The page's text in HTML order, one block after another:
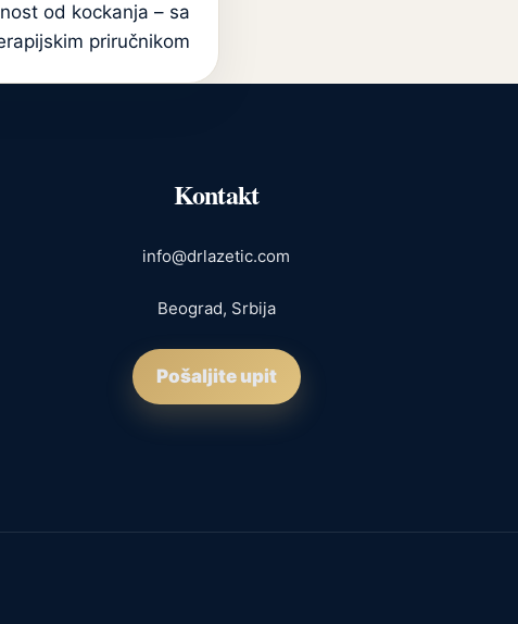
od kockanja – sa
priručnikom
Kontakt
info@drlazetic.com
Beograd, Srbija
Pošaljite upit